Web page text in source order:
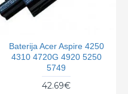
Baterija Acer Aspire 4250
4310 4720G 4920 5250
5749
42.69€